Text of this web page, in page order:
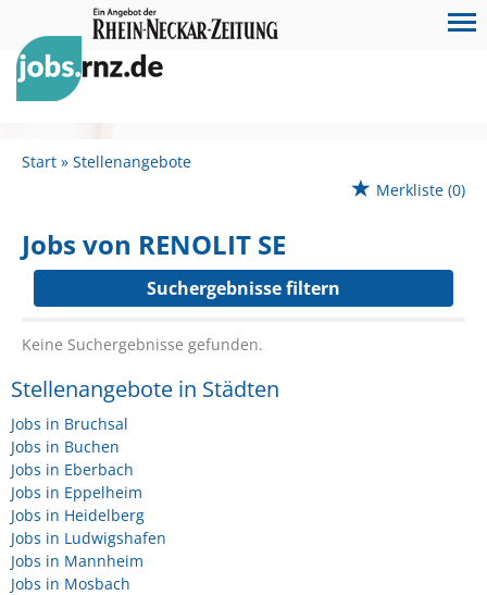
Start
Stellenangebote
Merkliste (0)
Jobs von RENOLIT SE
Suchergebnisse filtern
Keine Suchergebnisse gefunden.
Stellenangebote in Städten
Jobs in Bruchsal
Jobs in Buchen
Jobs in Eberbach
Jobs in Eppelheim
Jobs in Heidelberg
Jobs in Ludwigshafen
Jobs in Mannheim
Jobs in Mosbach